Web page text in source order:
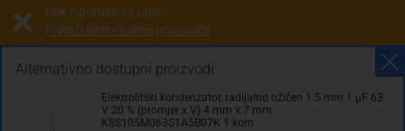
Alternativno dostupni proizvodi:
Elektrolitski kondenzator, radijalno ožičen 1.5 mm 1 µF 63
V 20 % (promjer x V) 4 mm x 7 mm
KSS105M063S1A5B07K 1 kom.
Rok isporuke na upit!
Prikaži alternativne proizvode
Prodaja i slanje od: Architektengruppe S71 d.o.o.
Cijena na upit